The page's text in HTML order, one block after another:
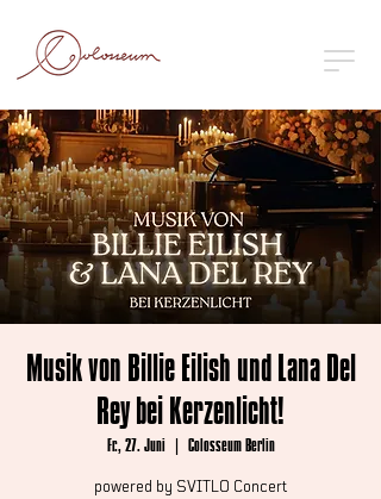
Musik von Billie Eilish und Lana Del
Rey bei Kerzenlicht!
Fr., 27. Juni
  |
Colosseum Berlin
powered by SVITLO Concert